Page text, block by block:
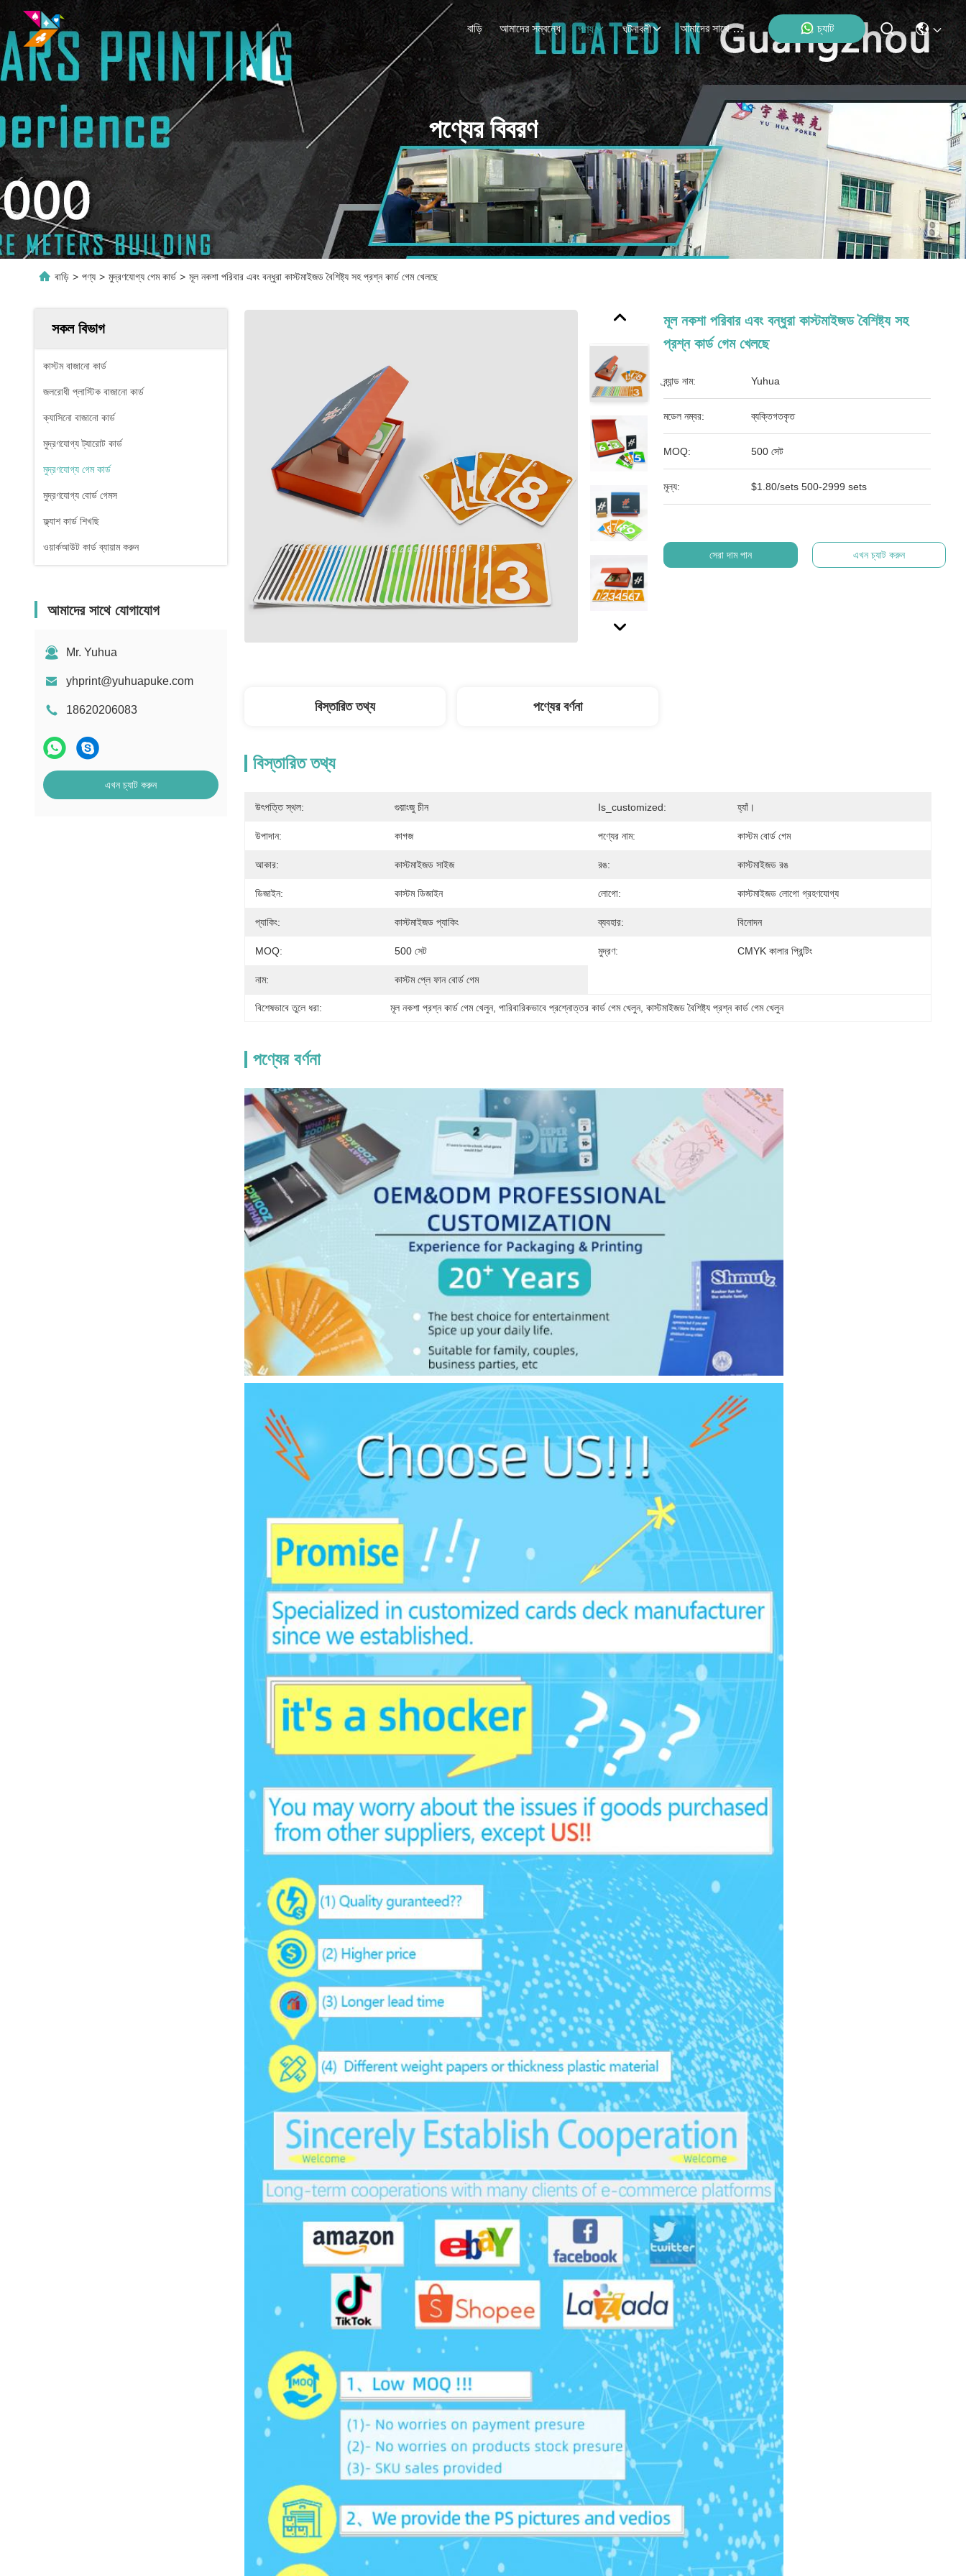
বাড়ি আমাদের সম্বন্ধে পণ্য ঘটনাবলী আমাদের সাথে যোগাযোগ চ্যাট
পণ্যের বিবরণ
বাড়ি > পণ্য > মুদ্রণযোগ্য গেম কার্ড > মূল নকশা পরিবার এবং বন্ধুরা কাস্টমাইজড বৈশিষ্ট্য সহ প্রশ্ন কার্ড গেম খেলছে
সকল বিভাগ
কাস্টম বাজানো কার্ড
জলরোধী প্লাস্টিক বাজানো কার্ড
ক্যাসিনো বাজানো কার্ড
মুদ্রণযোগ্য ট্যারোট কার্ড
মুদ্রণযোগ্য গেম কার্ড
মুদ্রণযোগ্য বোর্ড গেমস
ফ্ল্যাশ কার্ড শিখছি
ওয়ার্কআউট কার্ড ব্যায়াম করুন
আমাদের সাথে যোগাযোগ
Mr. Yuhua
yhprint@yuhuapuke.com
18620206083
এখন চ্যাট করুন
মূল নকশা পরিবার এবং বন্ধুরা কাস্টমাইজড বৈশিষ্ট্য সহ
প্রশ্ন কার্ড গেম খেলছে
ব্র্যান্ড নাম: Yuhua
মডেল নম্বর: ব্যক্তিগতকৃত
MOQ: 500 সেট
মূল্য: $1.80/sets 500-2999 sets
সেরা দাম পান এখন চ্যাট করুন
বিস্তারিত তথ্য পণ্যের বর্ণনা
বিস্তারিত তথ্য
উৎপত্তি স্থল: গুয়াংজু চীন Is_customized: হ্যাঁ।
উপাদান: কাগজ পণ্যের নাম: কাস্টম বোর্ড গেম
আকার: কাস্টমাইজড সাইজ রঙ: কাস্টমাইজড রঙ
ডিজাইন: কাস্টম ডিজাইন লোগো: কাস্টমাইজড লোগো গ্রহণযোগ্য
প্যাকিং: কাস্টমাইজড প্যাকিং ব্যবহার: বিনোদন
MOQ: 500 সেট মুদ্রণ: CMYK কালার প্রিন্টিং
নাম: কাস্টম প্লে ফান বোর্ড গেম
বিশেষভাবে তুলে ধরা: মূল নকশা প্রশ্ন কার্ড গেম খেলুন, পারিবারিকভাবে প্রশ্নোত্তর কার্ড গেম খেলুন, কাস্টমাইজড বৈশিষ্ট্য প্রশ্ন কার্ড গেম খেলুন
পণ্যের বর্ণনা